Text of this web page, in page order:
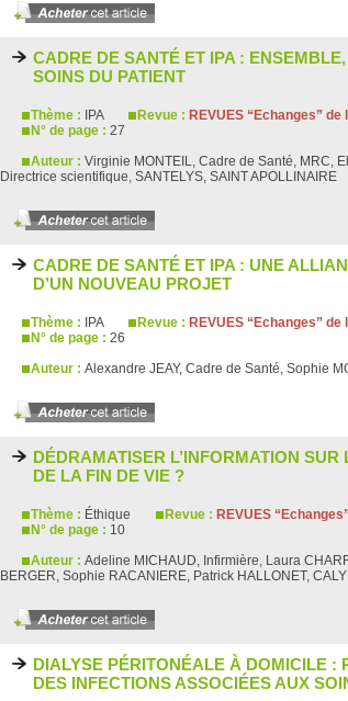
CADRE DE SANTÉ ET IPA :
SOINS DU PATIENT
Thème : IPA Revue : REVUES “Echanges” de
N° de page : 27
Auteur : Virginie MONTEIL, Cadre de Santé, MRC,
Directrice scientifique, SANTELYS, SAINT APOLLINAIRE
CADRE DE SANTÉ ET IPA : UNE
D’UN NOUVEAU PROJET
Thème : IPA Revue : REVUES “Echanges” de
N° de page : 26
Auteur : Alexandre JEAY, Cadre de Santé, Sophie
DÉDRAMATISER L’INFORMATION
DE LA FIN DE VIE ?
Thème : Éthique Revue : REVUES
N° de page : 10
Auteur : Adeline MICHAUD, Infirmière, Laura
BERGER, Sophie RACANIERE, Patrick HALLONET,
DIALYSE PÉRITONÉALE À DOMICILE :
DES INFECTIONS ASSOCIÉES AUX